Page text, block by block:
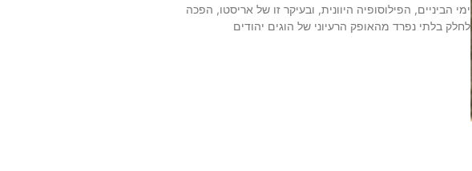
ימי הביניים, הפילוסופיה היוונית, ובעיקר זו של אריסטו, הפכה
לחלק בלתי נפרד מהאופק הרעיוני של הוגים יהודים